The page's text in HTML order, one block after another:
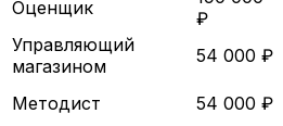
Оценщик
₽
Управляющий
магазином
54 000 ₽
Методист 54 000 ₽